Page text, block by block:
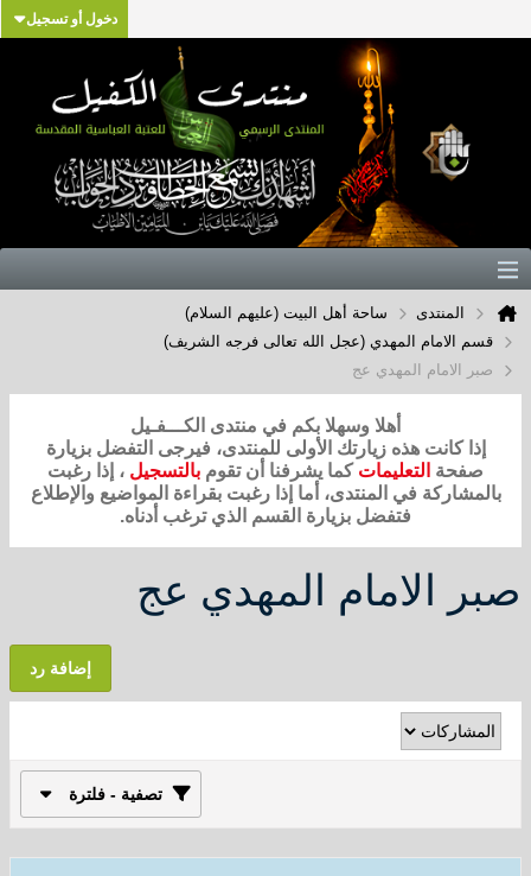
دخول أو تسجيل
المنتدى
ساحة أهل البيت (عليهم السلام)
قسم الامام المهدي (عجل الله تعالى فرجه الشريف)
صبر الامام المهدي عج
أهلا وسهلا بكم في منتدى الكـــفـيل
إذا كانت هذه زيارتك الأولى للمنتدى، فيرجى التفضل بزيارة
صفحة التعليمات كما يشرفنا أن تقوم بالتسجيل ، إذا رغبت
بالمشاركة في المنتدى، أما إذا رغبت بقراءة المواضيع والإطلاع
فتفضل بزيارة القسم الذي ترغب أدناه.
صبر الامام المهدي عج
إضافة رد
تصفية - فلترة